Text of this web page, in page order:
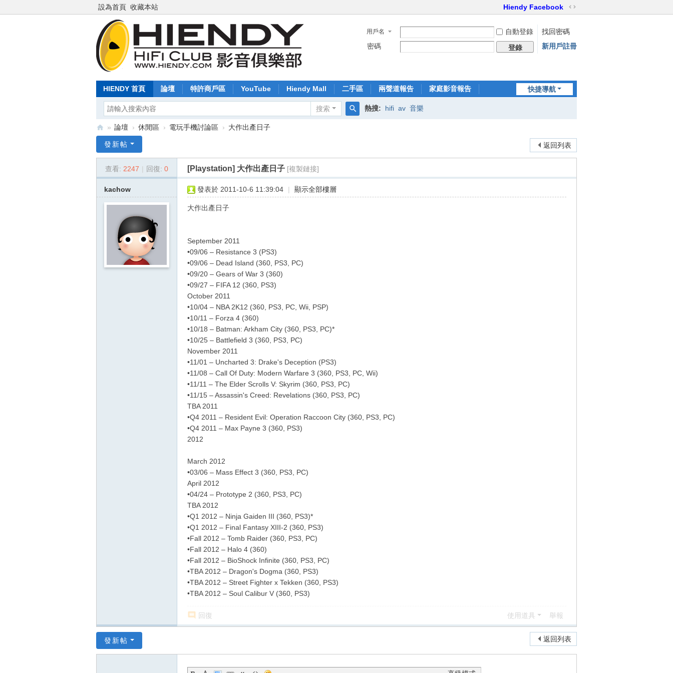
設為首頁 收藏本站 Hiendy Facebook
切
到
寬
版
用戶名 自動登錄
找回密碼
密碼
登錄 新用戶註冊
快捷導航
HIENDY 首頁 論壇 特許商戶區 YouTube Hiendy Mall 二手區 兩聲道報告
家庭影音報告
搜索 熱搜: hifi av 音樂
en
o
» 論壇 › 休閒區 › 電玩手機討論區 › 大作出產日子
返回列表
發新帖
查看: 2247 | 回復: 0 [Playstation] 大作出產日子 [複製鏈接]
kachow 發表於 2011-10-6 11:39:04 | 顯示全部樓層
大作出產日子
September 2011
•09/06 – Resistance 3 (PS3)
•09/06 – Dead Island (360, PS3, PC)
•09/20 – Gears of War 3 (360)
•09/27 – FIFA 12 (360, PS3)
October 2011
•10/04 – NBA 2K12 (360, PS3, PC, Wii, PSP)
•10/11 – Forza 4 (360)
•10/18 – Batman: Arkham City (360, PS3, PC)*
•10/25 – Battlefield 3 (360, PS3, PC)
November 2011
•11/01 – Uncharted 3: Drake's Deception (PS3)
•11/08 – Call Of Duty: Modern Warfare 3 (360, PS3, PC, Wii)
•11/11 – The Elder Scrolls V: Skyrim (360, PS3, PC)
•11/15 – Assassin's Creed: Revelations (360, PS3, PC)
TBA 2011
•Q4 2011 – Resident Evil: Operation Raccoon City (360, PS3, PC)
•Q4 2011 – Max Payne 3 (360, PS3)
2012
March 2012
•03/06 – Mass Effect 3 (360, PS3, PC)
April 2012
•04/24 – Prototype 2 (360, PS3, PC)
TBA 2012
•Q1 2012 – Ninja Gaiden III (360, PS3)*
•Q1 2012 – Final Fantasy XIII-2 (360, PS3)
•Fall 2012 – Tomb Raider (360, PS3, PC)
•Fall 2012 – Halo 4 (360)
•Fall 2012 – BioShock Infinite (360, PS3, PC)
•TBA 2012 – Dragon's Dogma (360, PS3)
•TBA 2012 – Street Fighter x Tekken (360, PS3)
•TBA 2012 – Soul Calibur V (360, PS3)
回復 使用道具 舉報
返回列表
發新帖